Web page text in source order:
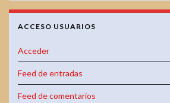
ACCESO USUARIOS
Acceder
Feed de entradas
Feed de comentarios